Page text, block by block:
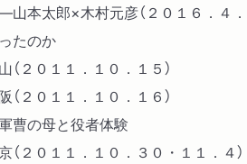
山本太郎×木村元彦（２０１６．４．
たのか
２０１１．１０．１５）
２０１１．１０．１６）
曹の母と役者体験
２０１１．１０．３０・１１．４）